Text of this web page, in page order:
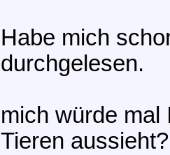
Habe mich
durchgelesen.
mich würde mal
Tieren aussieht?